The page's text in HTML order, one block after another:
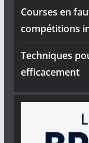
Courses en
compétitions
Techniques
efficacement